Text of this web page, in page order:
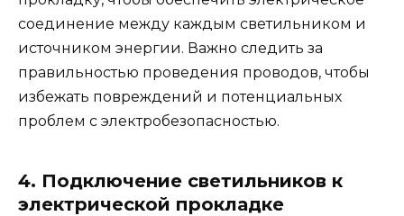
соединение между каждым светильником и
источником энергии. Важно следить за
правильностью проведения проводов, чтобы
избежать повреждений и потенциальных
проблем с электробезопасностью.
4. Подключение светильников к
электрической прокладке